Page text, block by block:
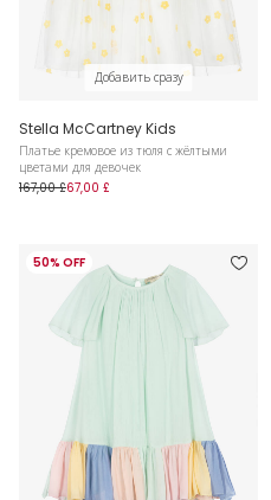
Добавить сразу
Stella McCartney Kids
Платье кремовое из тюля с жёлтыми
цветами для девочек
167,00 £67,00 £
50% OFF